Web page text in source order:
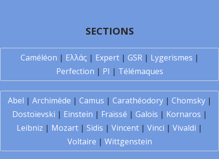
SECTIONS
Caméléon | Ελλάς | Expert| GSR| Lygerismes |
Perfection | PI | Télémaques
Abel | Archimède | Camus | Carathéodory| Chomsky|
Dostoïevski | Einstein | Fraïssé | Galois | Kornaros |
Leibniz | Mozart | Sidis | Vincent | Vinci | Vivaldi |
Voltaire | Wittgenstein